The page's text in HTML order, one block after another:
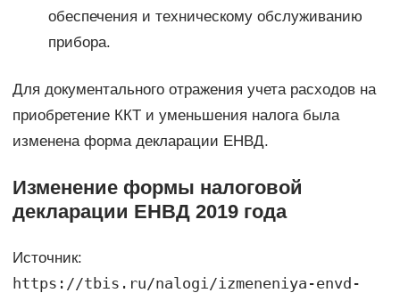
обеспечения и техническому обслуживанию
прибора.
Для документального отражения учета расходов на
приобретение ККТ и уменьшения налога была
изменена форма декларации ЕНВД.
Изменение формы налоговой
декларации ЕНВД 2019 года
Источник:
https://tbis.ru/nalogi/izmeneniya-envd-